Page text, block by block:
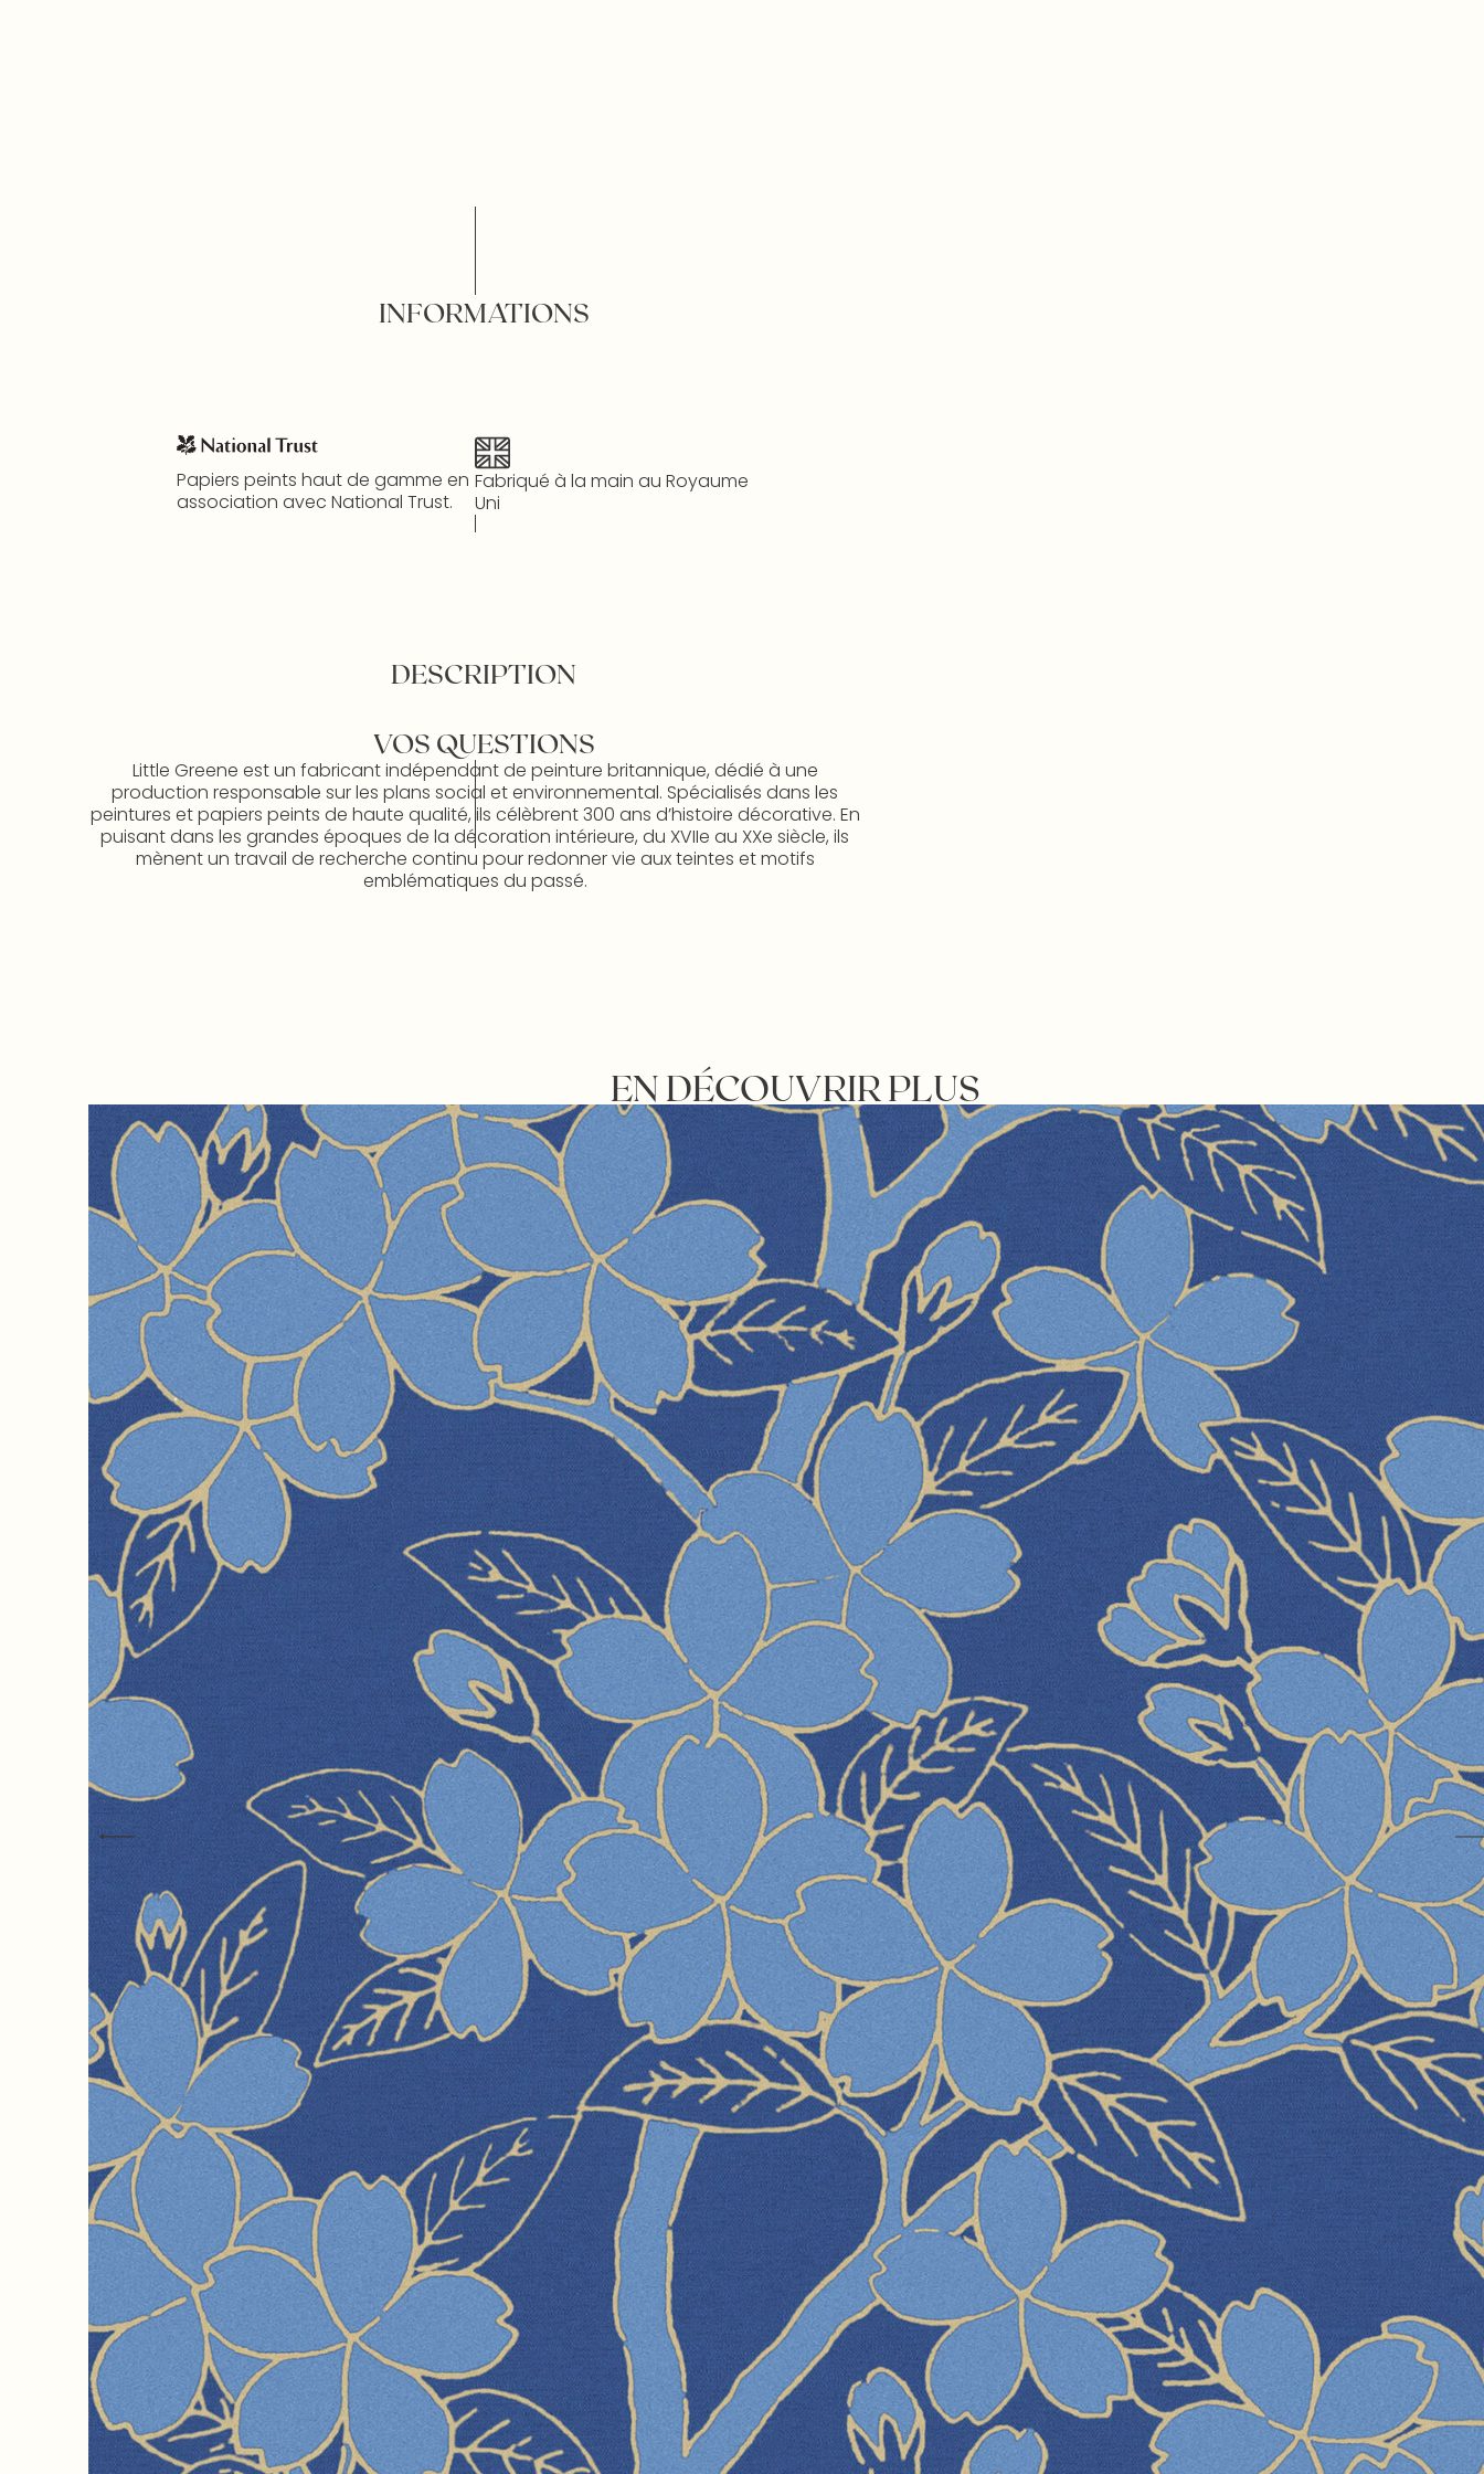
INFORMATIONS
Papiers peints haut de gamme en
association avec National Trust.
Fabriqué à la main au Royaume
Uni
DESCRIPTION
VOS QUESTIONS
Little Greene est un fabricant indépendant de peinture britannique, dédié à une
production responsable sur les plans social et environnemental. Spécialisés dans les
peintures et papiers peints de haute qualité, ils célèbrent 300 ans d’histoire décorative. En
puisant dans les grandes époques de la décoration intérieure, du XVIIe au XXe siècle, ils
mènent un travail de recherche continu pour redonner vie aux teintes et motifs
emblématiques du passé.
EN DÉCOUVRIR PLUS